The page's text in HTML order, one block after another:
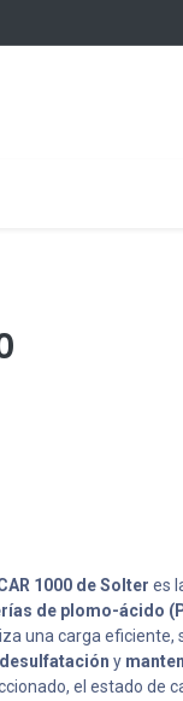
1000 de Solter es
de plomo-ácido
una carga eficiente,
desulfatación y
el estado de